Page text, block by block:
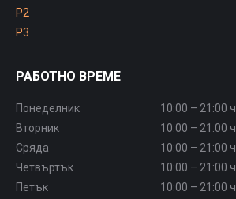
P2
P3
РАБОТНО ВРЕМЕ
Понеделник
10:00 – 21:00 ч.
Вторник
10:00 – 21:00 ч.
Сряда
10:00 – 21:00 ч.
Четвъртък
10:00 – 21:00 ч.
Петък
10:00 – 21:00 ч.